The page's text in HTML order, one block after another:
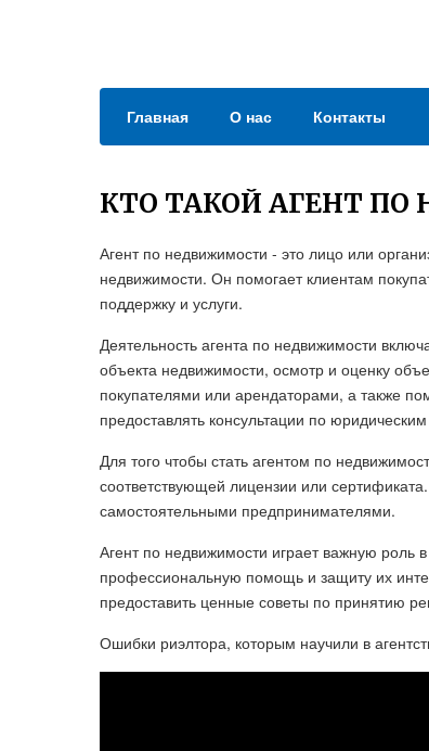
Главная О нас Контакты
КТО ТАКОЙ АГЕНТ
Агент по недвижимости - это лицо или
недвижимости. Он помогает клиентам
поддержку и услуги.
Деятельность агента по недвижимости
объекта недвижимости, осмотр и оценку
покупателями или арендаторами, а также
предоставлять консультации по
Для того чтобы стать агентом по
соответствующей лицензии или
самостоятельными предпринимателями.
Агент по недвижимости играет важную роль
профессиональную помощь и защиту их
предоставить ценные советы по принятию
Ошибки риэлтора, которым научили в